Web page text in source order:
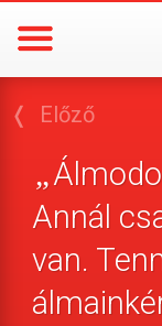
❬ Előző
„
Annál
van.